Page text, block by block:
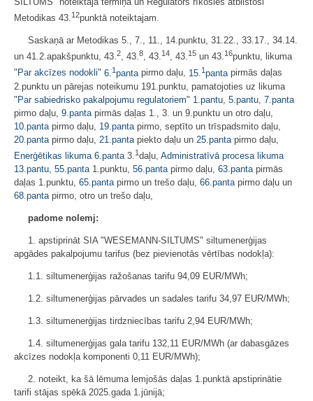
Metodikas 43. 12punktā noteiktajam.
Saskaņā ar Metodikas 5., 7., 11., 14.punktu, 31.22., 33.17., 34.14.
un 41.2.apakšpunktu, 43.2, 43.8, 43.14, 43.15 un 43.16punktu, likuma
" Par akcīzes nodokli" 6. 1panta pirmo daļu, 15. 1panta pirmās daļas
2.punktu un pārejas noteikumu 191.punktu, pamatojoties uz likuma
"Par sabiedrisko pakalpojumu regulatoriem" 1.pantu 5.pantu 7.panta
pirmo daļu, 9.panta pirmās daļas 1., 3. un 9.punktu un otro daļu,
10.panta pirmo daļu, 19.panta pirmo, septīto un trīspadsmito daļu,
20.panta pirmo daļu, 21.panta piekto daļu un 25.panta pirmo daļu,
Enerģētikas likuma 6.panta 3. 1daļu, Administratīvā procesa likuma
13.pantu 55.panta 1.punktu, 56.panta pirmo daļu, 63.panta pirmās
daļas 1.punktu, 65.panta pirmo un trešo daļu, 66.panta pirmo daļu un
68.panta pirmo, otro un trešo daļu,
padome nolemj:
1. apstiprināt SIA "WESEMANN-SILTUMS" siltumenerģijas
apgādes pakalpojumu tarifus (bez pievienotās vērtības nodokļa):
1.1. siltumenerģijas ražošanas tarifu 94,09 EUR/MWh;
1.2. siltumenerģijas pārvades un sadales tarifu 34,97 EUR/MWh;
1.3. siltumenerģijas tirdzniecības tarifu 2,94 EUR/MWh;
1.4. siltumenerģijas gala tarifu 132,11 EUR/MWh (ar dabasgāzes
akcīzes nodokļa komponenti 0,11 EUR/MWh);
2. noteikt, ka šā lēmuma lemjošās daļas 1.punktā apstiprinātie
tarifi stājas spēkā 2025.gada 1.jūnijā;